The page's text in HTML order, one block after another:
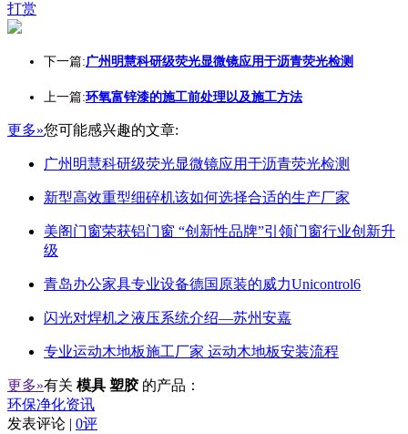
打赏
下一篇:广州明慧科研级荧光显微镜应用于沥青荧光检测
上一篇:环氧富锌漆的施工前处理以及施工方法
更多»您可能感兴趣的文章:
广州明慧科研级荧光显微镜应用于沥青荧光检测
新型高效重型细碎机该如何选择合适的生产厂家
美阁门窗荣获铝门窗 “创新性品牌”引领门窗行业创新升
级
青岛办公家具专业设备德国原装的威力Unicontrol6
闪光对焊机之液压系统介绍—苏州安嘉
专业运动木地板施工厂家 运动木地板安装流程
更多»有关 模具 塑胶 的产品：
环保净化资讯
发表评论 | 0评